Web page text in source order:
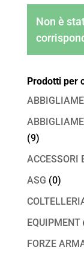
Non è
Prodotti per
(9)
ACCESSORI
ASG (0)
EQUIPMENT
FORZE